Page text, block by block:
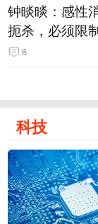
钟睒睒：感性
扼杀，必须限
6
科技